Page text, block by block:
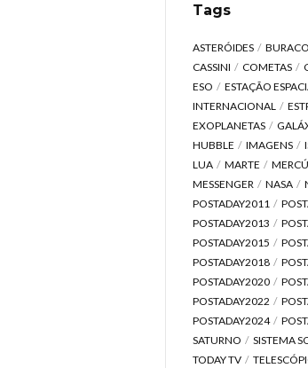
Tags
ASTERÓIDES
CASSINI
COMETAS
ESO
ESTAÇÃO
INTERNACIONAL
EXOPLANETAS
HUBBLE
IMAGENS
LUA
MARTE
MESSENGER
NASA
POSTADAY2011
POSTADAY2013
POSTADAY2015
POSTADAY2018
POSTADAY2020
POSTADAY2022
POSTADAY2024
SATURNO
SISTEMA
TODAY TV